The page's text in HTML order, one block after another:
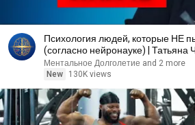
Психология людей, которые НЕ
(согласно нейронауке) | Татьяна
Ментальное Долголетие and 2 more
New
130K views